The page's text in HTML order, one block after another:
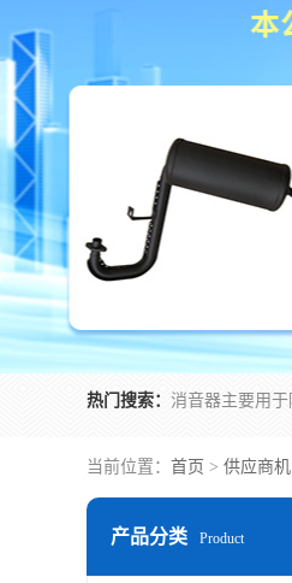
热门搜索：
当前位置： 首页 > 供应商机
产品分类 Product